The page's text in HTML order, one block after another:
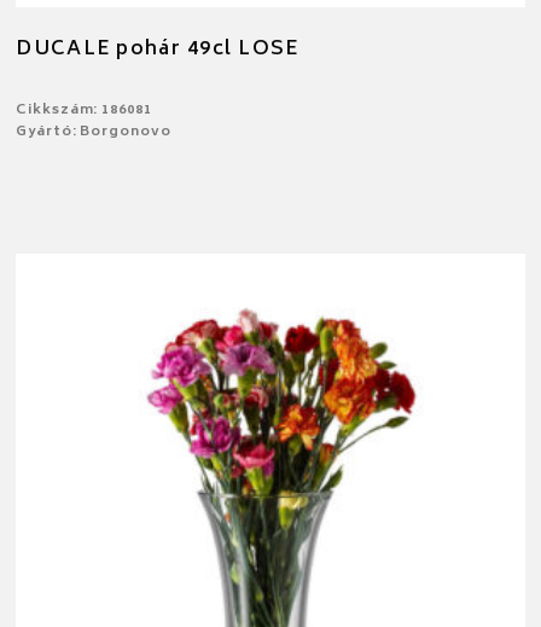
DUCALE pohár 49cl LOSE
Cikkszám: 186081
Gyártó: Borgonovo